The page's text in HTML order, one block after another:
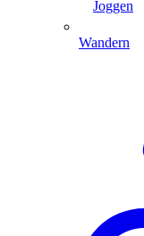
Joggen
Wandern